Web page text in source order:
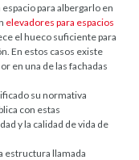
para albergarlo en
elevadores para espacios
el hueco suficiente para
En estos casos existe
en una de las fachadas
su normativa
con estas
y la calidad de vida de
estructura llamada